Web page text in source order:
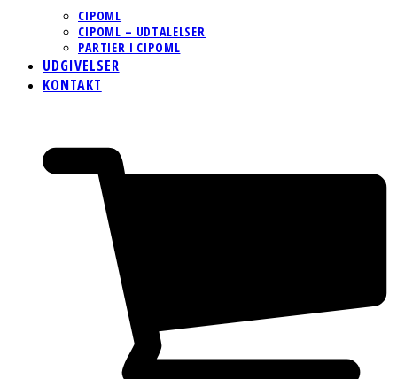
CIPOML
CIPOML – UDTALELSER
PARTIER I CIPOML
UDGIVELSER
KONTAKT